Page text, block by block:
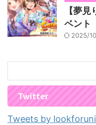
【夢
ベント
2025/
Twitter
Tweets by